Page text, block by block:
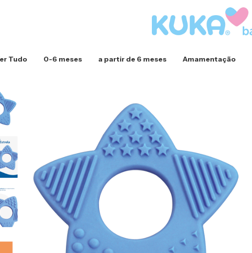
Tudo 0-6 meses a partir de 6 meses Amamentação